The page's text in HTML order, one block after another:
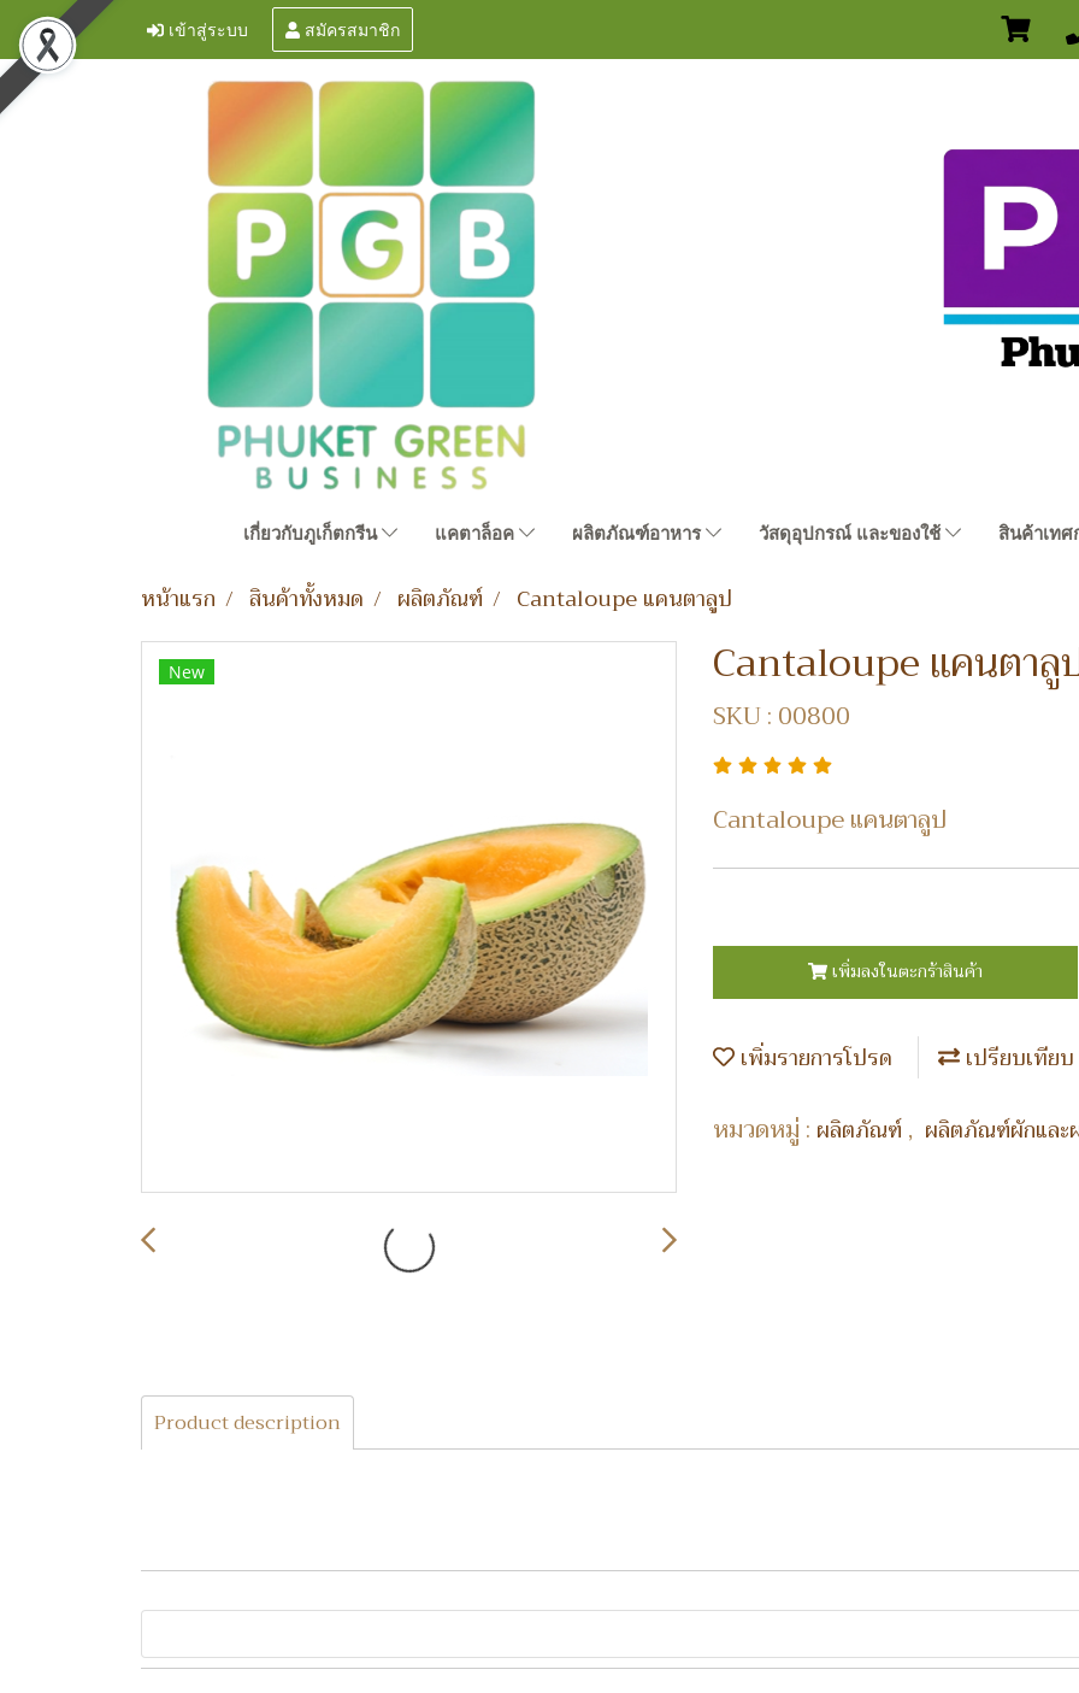
เข้าสู่ระบบ สมัครสมาชิก
เกี่ยวกับภูเก็ตกรีน แคตาล็อค ผลิตภัณฑ์อาหาร วัสดุอุปกรณ์ และของใช้ สินค้าเทศ
หน้าแรก สินค้าทั้งหมด ผลิตภัณฑ์ Cantaloupe แคนตาลูป
New Cantaloupe แคนตาลู
SKU : 00800
Cantaloupe แคนตาลูป
เพิ่มลงในตะกร้าสินค้า
เพิ่มรายการโปรด เปรียบเทียบ
หมวดหมู่ : ผลิตภัณฑ์, ผลิตภัณฑ์ผักและ
Product description